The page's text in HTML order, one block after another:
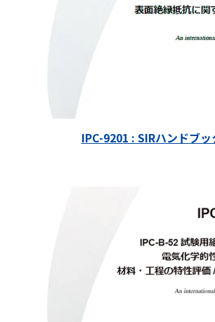
IPC-9201 : SIRハンドブッ